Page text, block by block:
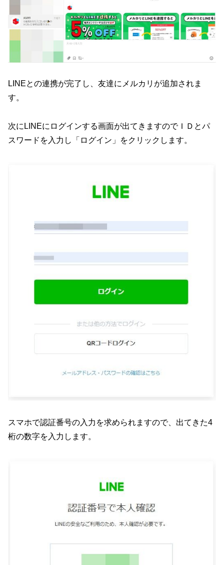
LINEとの連携が完了し、友達にメルカリが追加されま
す。
次にLINEにログインする画面が出てきますのでＩＤとパ
スワードを入力し「ログイン」をクリックします。
スマホで認証番号の入力を求められますので、出てきた4
桁の数字を入力します。